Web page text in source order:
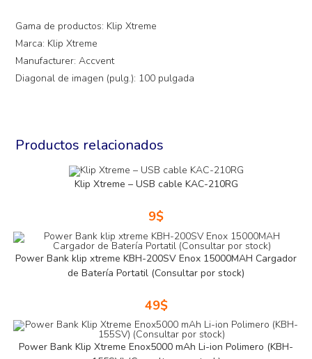
Gama de productos: Klip Xtreme
Marca: Klip Xtreme
Manufacturer: Accvent
Diagonal de imagen (pulg.): 100 pulgada
Productos relacionados
Klip Xtreme – USB cable KAC-210RG
9$
Power Bank klip xtreme KBH-200SV Enox 15000MAH Cargador
de Batería Portatil (Consultar por stock)
49$
Power Bank Klip Xtreme Enox5000 mAh Li-ion Polimero (KBH-